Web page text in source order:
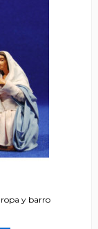
ropa y barro